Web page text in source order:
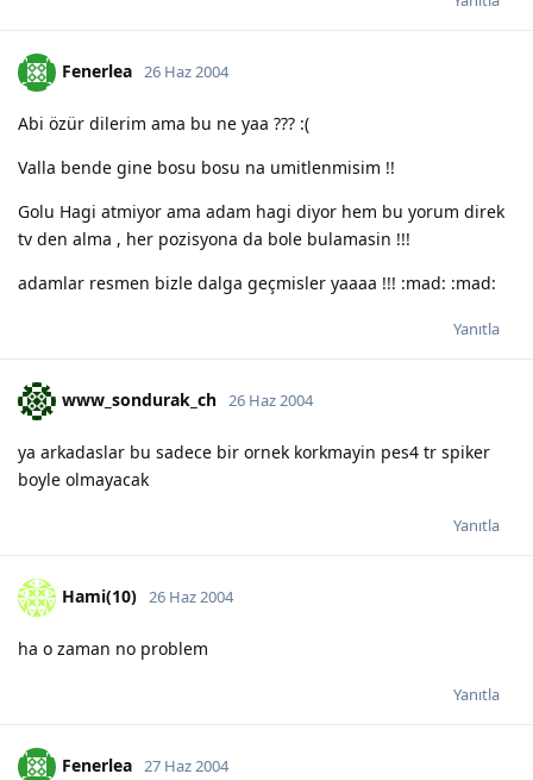
Fenerlea 26 Haz 2004
Abi özür dilerim ama bu ne yaa ??? :(
Valla bende gine bosu bosu na umitlenmisim !!
Golu Hagi atmiyor ama adam hagi diyor hem bu yorum direk
tv den alma , her pozisyona da bole bulamasin !!!
adamlar resmen bizle dalga geçmisler yaaaa !!! :mad: :mad:
Yanıtla
www_sondurak_ch 26 Haz 2004
ya arkadaslar bu sadece bir ornek korkmayin pes4 tr spiker
boyle olmayacak
Yanıtla
Hami(10) 26 Haz 2004
ha o zaman no problem
Yanıtla
Fenerlea 27 Haz 2004